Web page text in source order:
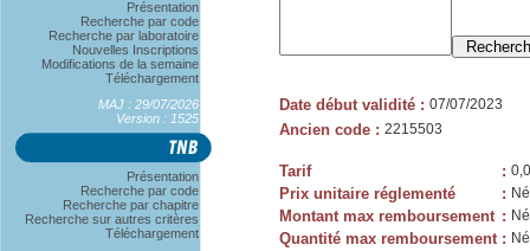
Présentation
Recherche par code
Recherche par laboratoire
Nouvelles Inscriptions
Modifications de la semaine
Téléchargement
MAJ : 29/07/2026
Version : 1525
Présentation
Recherche par code
Recherche par chapitre
Recherche sur autres critères
Téléchargement
Date début validité : 07/07/2023
Ancien code : 2215503
Tarif :
Prix unitaire réglementé :
Montant max remboursement :
Quantité max remboursement :